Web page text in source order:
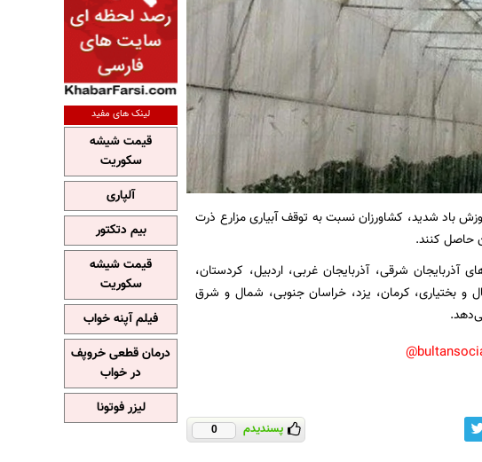
باد شدید، کشاورزان نسبت به توقف آبیاری مزارع ذرت
حاصل کنند.
شرقی، آذربایجان غربی، اردبیل، کردستان،
و بختیاری، کرمان، یزد، خراسان جنوبی، شمال و شرق
پسندیدم 0
لینک های مفید
قیمت شیشه
سکوریت
آلپاری
بیم دتکتور
قیمت شیشه
سکوریت
فیلم آپنه خواب
درمان قطعی خروپف
در خواب
لیزر فوتونا